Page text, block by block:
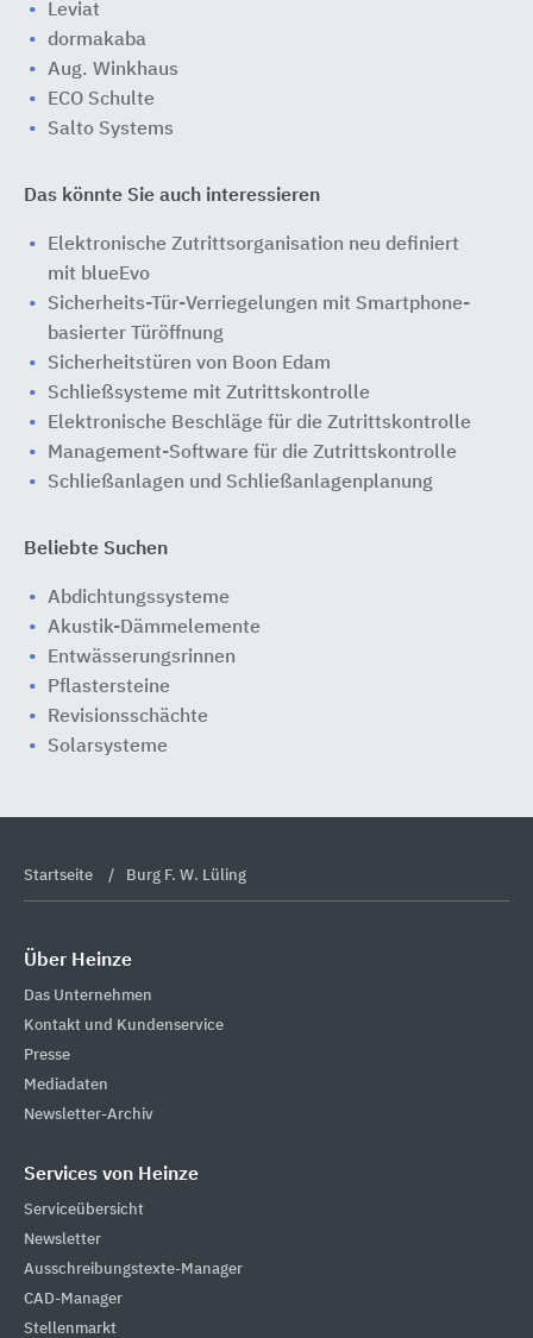
Leviat
dormakaba
Aug. Winkhaus
ECO Schulte
Salto Systems
Das könnte Sie auch interessieren
Elektronische Zutrittsorganisation neu definiert
mit blueEvo
Sicherheits-Tür-Verriegelungen mit Smartphone-
basierter Türöffnung
Sicherheitstüren von Boon Edam
Schließsysteme mit Zutrittskontrolle
Elektronische Beschläge für die Zutrittskontrolle
Management-Software für die Zutrittskontrolle
Schließanlagen und Schließanlagenplanung
Beliebte Suchen
Abdichtungssysteme
Akustik-Dämmelemente
Entwässerungsrinnen
Pflastersteine
Revisionsschächte
Solarsysteme
Startseite Burg F. W. Lüling
Über Heinze
Das Unternehmen
Kontakt und Kundenservice
Presse
Mediadaten
Newsletter-Archiv
Services von Heinze
Serviceübersicht
Newsletter
Ausschreibungstexte-Manager
CAD-Manager
Stellenmarkt